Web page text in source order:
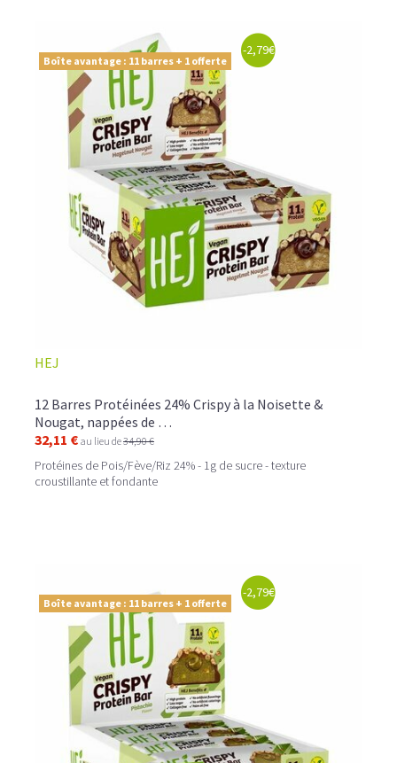
Boîte avantage : 11 barres + 1 offerte
-2,79€
HEJ
12 Barres Protéinées 24% Crispy à la Noisette &
Nougat, nappées de …
32,11 € au lieu de34,90 €
Protéines de Pois/Fève/Riz 24% - 1g de sucre - texture
croustillante et fondante
Boîte avantage : 11 barres + 1 offerte
-2,79€